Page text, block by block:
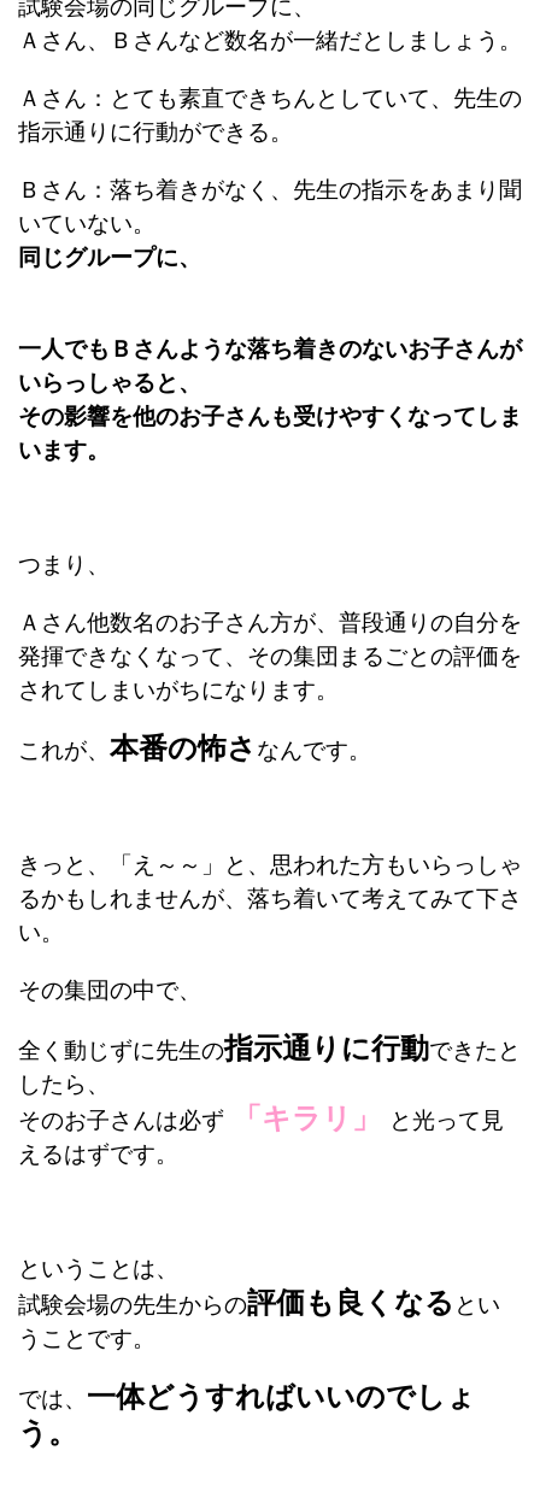
試験会場の同じグループに、
Ａさん、Ｂさんなど数名が一緒だとしましょう。
Ａさん：とても素直できちんとしていて、先生の
指示通りに行動ができる。
Ｂさん：落ち着きがなく、先生の指示をあまり聞
いていない。
同じグループに、
一人でもＢさんような落ち着きのないお子さんが
いらっしゃると、
その影響を他のお子さんも受けやすくなってしま
います。
つまり、
Ａさん他数名のお子さん方が、普段通りの自分を
発揮できなくなって、その集団まるごとの評価を
されてしまいがちになります。
これが、 本番の怖さ なんです。
きっと、「え～～」と、思われた方もいらっしゃ
るかもしれませんが、落ち着いて考えてみて下さ
い。
その集団の中で、
全く動じずに先生の指示通りに行動できたと
したら、
そのお子さんは必ず
「キラリ」
と光って見
えるはずです。
ということは、
試験会場の先生からの評価も良くなる とい
うことです。
では、 一体どうすればいいのでしょ
う。